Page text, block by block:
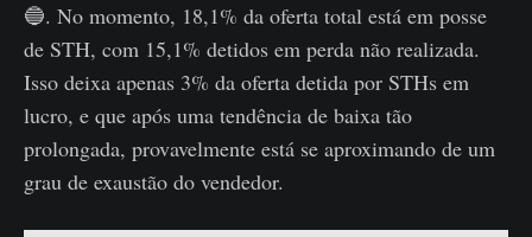
🔵. No momento, 18,1% da oferta total está em posse
de STH, com 15,1% detidos em perda não realizada.
Isso deixa apenas 3% da oferta detida por STHs em
lucro, e que após uma tendência de baixa tão
prolongada, provavelmente está se aproximando de um
grau de exaustão do vendedor.